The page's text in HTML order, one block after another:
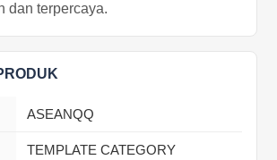
dan terpercaya.
ASEANQQ
TEMPLATE CATEGORY